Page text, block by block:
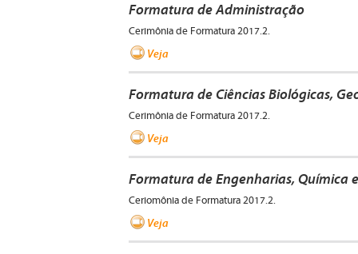
Formatura de Administração
Cerimônia de Formatura 2017.2.
Veja
Formatura de Ciências Biológicas,
Cerimônia de Formatura 2017.2.
Veja
Formatura de Engenharias, Química
Ceriomônia de Formatura 2017.2.
Veja